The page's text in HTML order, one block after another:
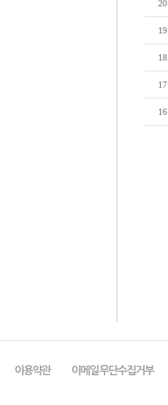
20
19
18
17
16
이용약관 이메일 무단수집거부